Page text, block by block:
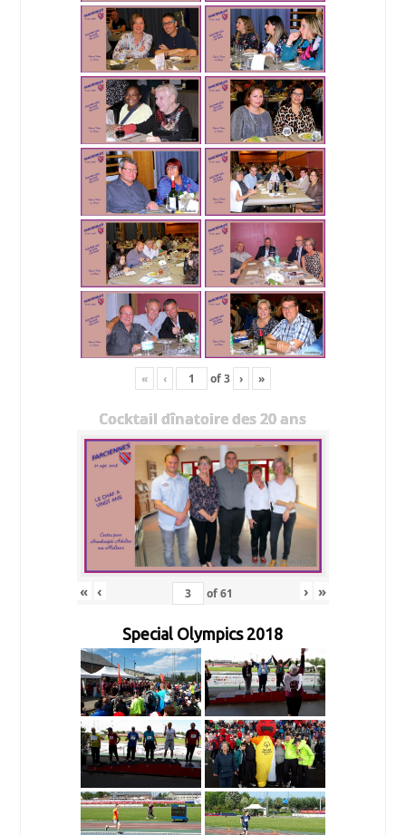
« ‹ of3 › »
Cocktail dînatoire des 20 ans
« ‹ of61 › »
Special Olympics 2018